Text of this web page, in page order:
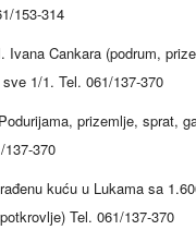
153-314
Ivana Cankara (podrum,
1/1. Tel. 061/137-370
prizemlje, sprat,
137-370
kuću u Lukama sa
Tel. 061/137-370